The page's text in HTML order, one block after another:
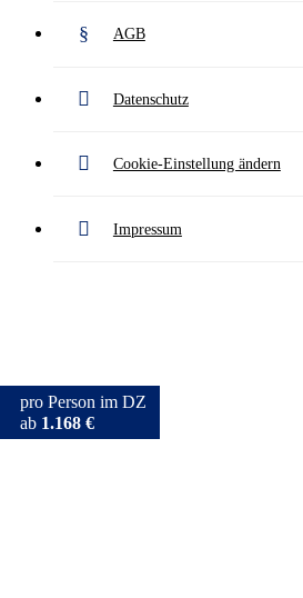
pro Person im DZ
ab 1.168 €
AGB
Datenschutz
Cookie-Einstellung ändern
Impressum